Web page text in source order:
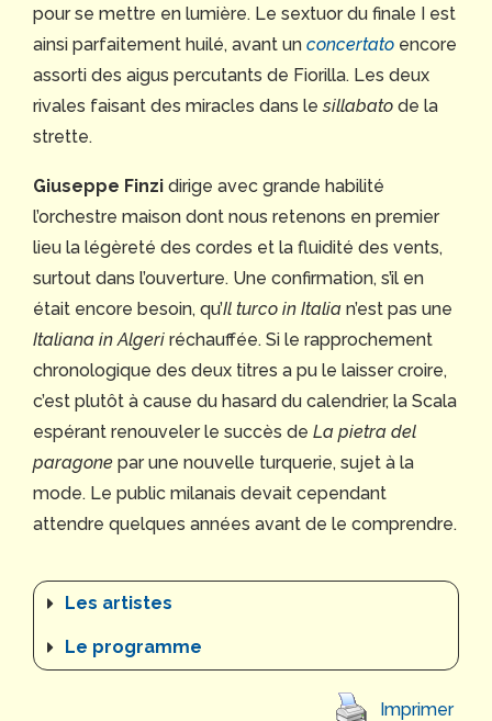
pour se mettre en lumière. Le sextuor du finale I est
ainsi parfaitement huilé, avant un concertato encore
assorti des aigus percutants de Fiorilla. Les deux
rivales faisant des miracles dans lesillabato de la
strette.
Giuseppe Finzi dirige avec grande habilité
l’orchestre maison dont nous retenons en premier
lieu la légèreté des cordes et la fluidité des vents,
surtout dans l’ouverture. Une confirmation, s’il en
était encore besoin, qu’Il turco in Italia n’est pas une
Italiana in Algeri réchauffée. Si le rapprochement
chronologique des deux titres a pu le laisser croire,
c’est plutôt à cause du hasard du calendrier, la Scala
espérant renouveler le succès de La pietra del
paragone par une nouvelle turquerie, sujet à la
mode. Le public milanais devait cependant
attendre quelques années avant de le comprendre.
Les artistes
Le programme
Imprimer